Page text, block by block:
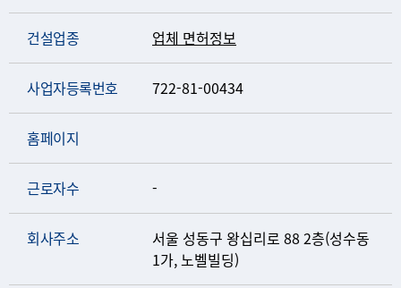
건설업종 업체 면허정보
사업자등록번호 722-81-00434
홈페이지
근로자수 -
회사주소
서울 성동구 왕십리로 88 2층(성수동
1가, 노벨빌딩)